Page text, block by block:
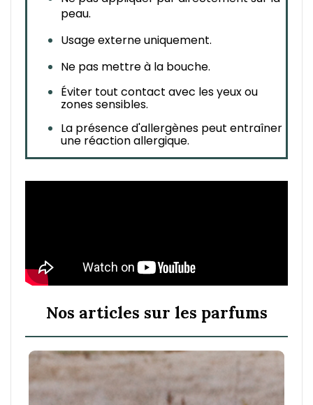
peau.
Usage externe uniquement.
Ne pas mettre à la bouche.
Éviter tout contact avec les yeux ou
zones sensibles.
La présence d'allergènes peut entraîner
une réaction allergique.
Nos articles sur les parfums